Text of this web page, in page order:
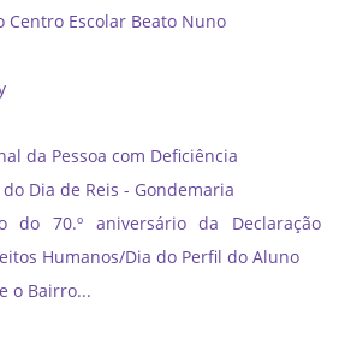
Centro Escolar Beato Nuno
da Pessoa com Deficiência
Dia de Reis - Gondemaria
do 70.º aniversário da Declaração
Humanos/Dia do Perfil do Aluno
o Bairro...